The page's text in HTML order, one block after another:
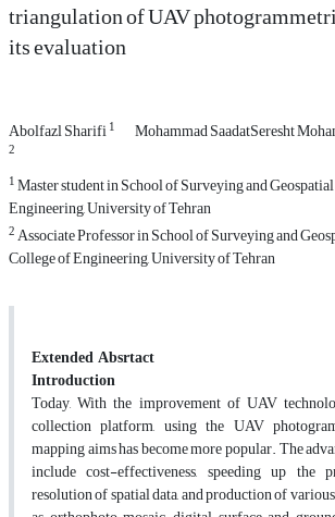
triangulation of UAV
its evaluation
Abolfazl Sharifi1 Mohammad SaadatSeresht
2
1Master student in School of Surveying and
Engineering, University of Tehran
2Associate Professor in School of Surveying and
College of Engineering, University of Tehran
Extended Absrtact
Introduction
Today, With the improvement of UAV
collection platform, using the UAV
mapping aims has become more popular. The
include cost-effectiveness, speeding up the
resolution of spatial data, and production of